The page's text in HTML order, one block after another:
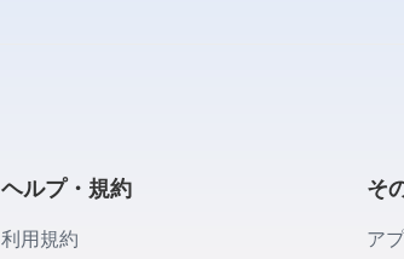
ヘルプ・規約
利用規約
そ
ア